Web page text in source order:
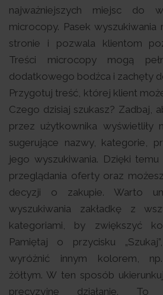
najważniejszych miejsc do
microcopy. Pasek wyszukiwania
stronie i pozwala klientom
Treści microcopy mogą
dodatkowego bodźca i zachęty
Przygotuj treść, której klient
Czego dzisiaj szukasz? Zadbaj,
przez użytkownika wyświetliły
sugerujące nazwy, kategorie,
jego wyszukiwania. Dzięki
przeglądania oferty oraz
decyzji o zakupie. Warto
wyszukiwania zakładkę z
kategoriami, by zwiększyć
Pamiętaj o przycisku
wyróżnić innym kolorem, np.
żółtym. W ten sposób
precyzyjne działanie. To